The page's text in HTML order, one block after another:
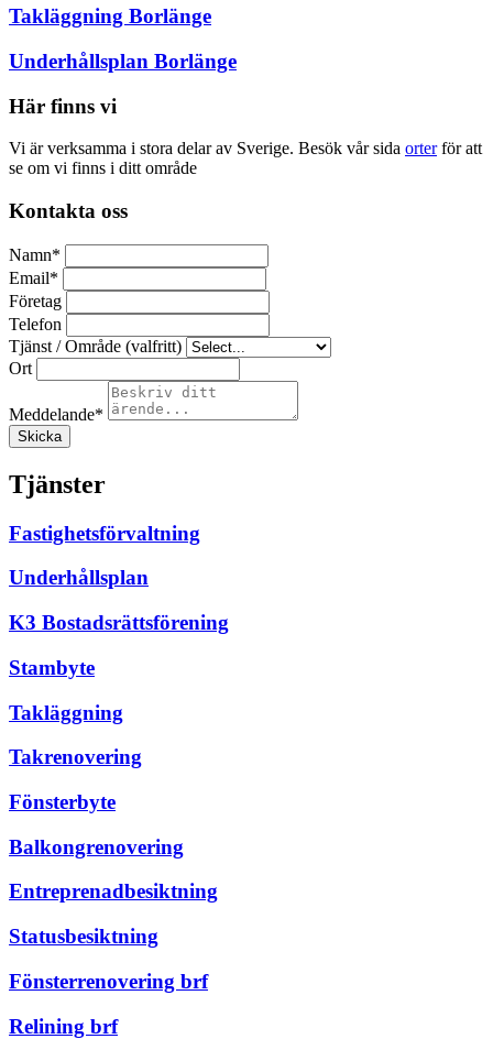
Takläggning Borlänge
Underhållsplan Borlänge
Här finns vi
Vi är verksamma i stora delar av Sverige. Besök vår sida orterför att
se om vi finns i ditt område
Kontakta oss
Namn*
Email*
Företag
Telefon
Tjänst / Område (valfritt)
Ort
Meddelande*
Skicka
Tjänster
Fastighetsförvaltning
Underhållsplan
K3 Bostadsrättsförening
Stambyte
Takläggning
Takrenovering
Fönsterbyte
Balkongrenovering
Entreprenadbesiktning
Statusbesiktning
Fönsterrenovering brf
Relining brf